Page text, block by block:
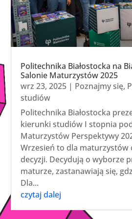
Politechnika Białostocka na
Salonie Maturzystów 2025
wrz 23, 2025 | Poznajmy się,
studiów
Politechnika Białostocka
kierunki studiów I stopnia
Maturzystów Perspektywy
Wrzesień to dla maturzystów
decyzji. Decydują o wyborze
maturze, zastanawiają się,
Dla...
czytaj dalej